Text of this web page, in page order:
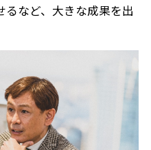
るなど、大きな成果を出